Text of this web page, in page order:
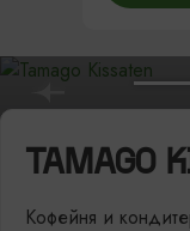
TAMAGO
Кофейня и